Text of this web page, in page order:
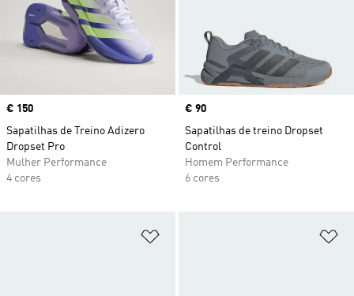
Price
€ 150
Sapatilhas de Treino Adizero
Dropset Pro
Mulher Performance
4 cores
Price
€ 90
Sapatilhas de treino Dropset
Control
Homem Performance
6 cores